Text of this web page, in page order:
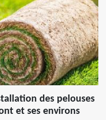
des pelouses
et ses environs